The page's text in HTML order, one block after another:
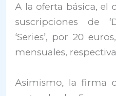
A la oferta básica, el
suscripciones de
‘Series’, por 20
mensuales,
Asimismo, la firma